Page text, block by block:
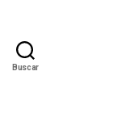
Buscar